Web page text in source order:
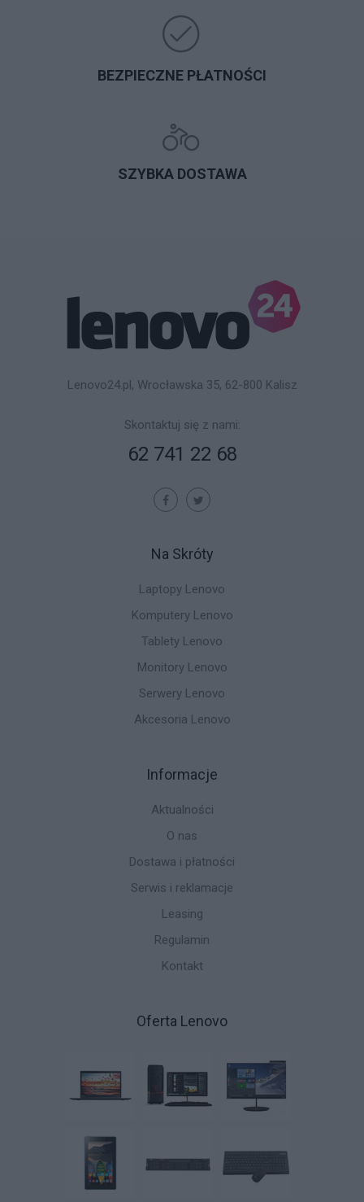
BEZPIECZNE PŁATNOŚCI
SZYBKA DOSTAWA
Lenovo24.pl, Wrocławska 35, 62-800 Kalisz
Skontaktuj się z nami:
62 741 22 68
Na Skróty
Laptopy Lenovo
Komputery Lenovo
Tablety Lenovo
Monitory Lenovo
Serwery Lenovo
Akcesoria Lenovo
Informacje
Aktualności
O nas
Dostawa i płatności
Serwis i reklamacje
Leasing
Regulamin
Kontakt
Oferta Lenovo